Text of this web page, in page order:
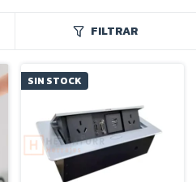
FILTRAR
SIN STOCK